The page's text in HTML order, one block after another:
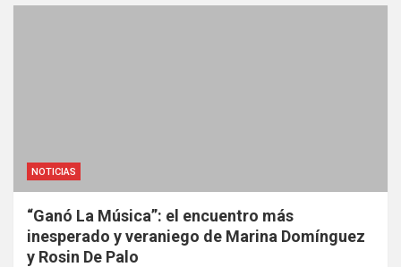
NOTICIAS
“Ganó La Música”: el encuentro más
inesperado y veraniego de Marina Domínguez
y Rosin De Palo